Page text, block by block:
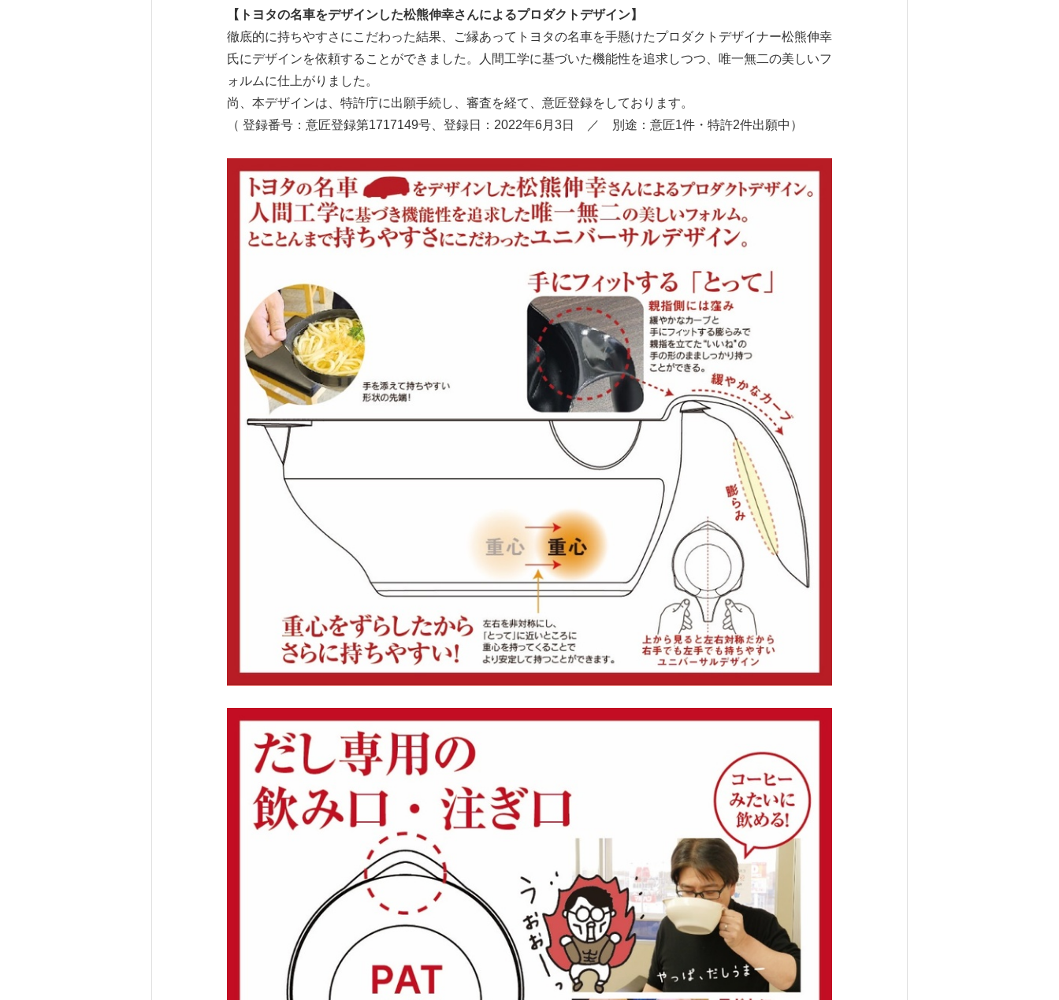
【トヨタの名車をデザインした松熊伸幸さんによるプロダクトデザイン】
徹底的に持ちやすさにこだわった結果、ご縁あってトヨタの名車を手懸けたプロダクトデザイナー松熊伸幸
氏にデザインを依頼することができました。人間工学に基づいた機能性を追求しつつ、唯一無二の美しいフ
ォルムに仕上がりました。
尚、本デザインは、特許庁に出願手続し、審査を経て、意匠登録をしております。
（ 登録番号：意匠登録第1717149号、登録日：2022年6月3日 ／ 別途：意匠1件・特許2件出願中）